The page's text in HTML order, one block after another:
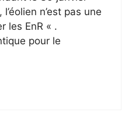
n’est pas une
les EnR « .
pour le